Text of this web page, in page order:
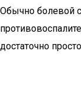
Обычно болевой
достаточно